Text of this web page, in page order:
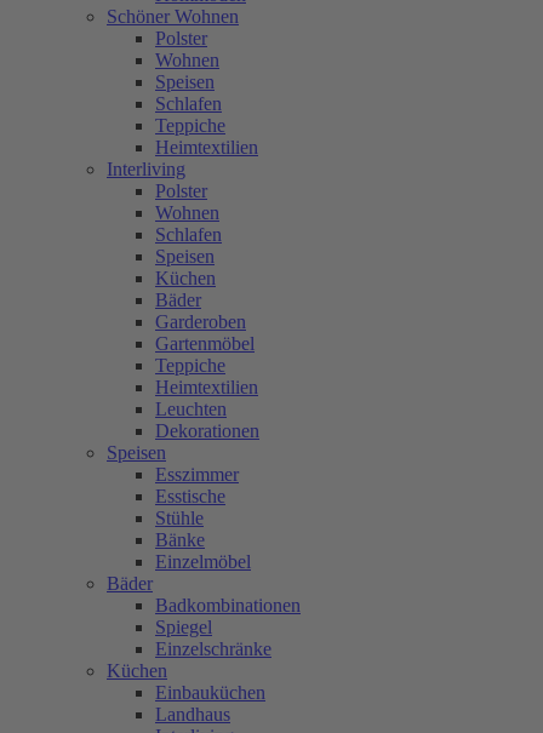
Schöner Wohnen
Polster
Wohnen
Speisen
Schlafen
Teppiche
Heimtextilien
Interliving
Polster
Wohnen
Schlafen
Speisen
Küchen
Bäder
Garderoben
Gartenmöbel
Teppiche
Heimtextilien
Leuchten
Dekorationen
Speisen
Esszimmer
Esstische
Stühle
Bänke
Einzelmöbel
Bäder
Badkombinationen
Spiegel
Einzelschränke
Küchen
Einbauküchen
Landhaus